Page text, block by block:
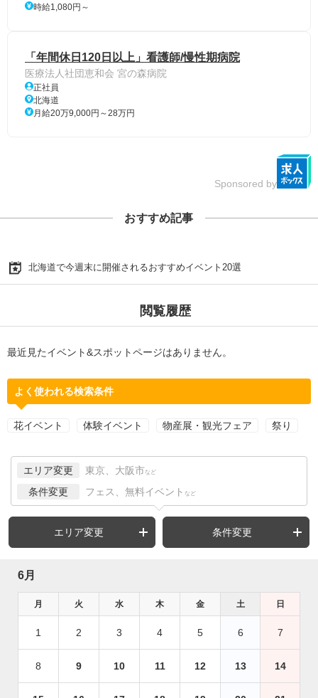
時給1,080円～
「年間休日120日以上」看護師/慢性期病院
医療法人社団恵和会 宮の森病院
正社員
北海道
月給20万9,000円～28万円
Sponsored by
おすすめ記事
北海道で今週末に開催されるおすすめイベント20選
閲覧履歴
最近見たイベント&スポットページはありません。
よく使われる検索条件
花イベント 体験イベント 物産展・観光フェア 祭り
エリア変更 東京、大阪市 など
条件変更 フェス、無料イベント など
エリア変更 条件変更
6月
月 火 水 木 金 土 日
1 2 3 4 5 6 7
8 9 10 11 12 13 14